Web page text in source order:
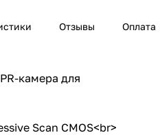
Отзывы Оплата
камера для
Scan CMOS<br>